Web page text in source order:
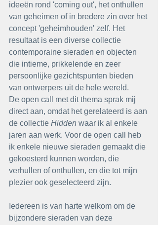
ideeën rond 'coming out', het onthullen
van geheimen of in bredere zin over het
concept 'geheimhouden' zelf. Het
resultaat is een diverse collectie
contemporaine sieraden en objecten
die intieme, prikkelende en zeer
persoonlijke gezichtspunten bieden
van ontwerpers uit de hele wereld.
De open call met dit thema sprak mij
direct aan, omdat het gerelateerd is aan
de collectie Hidden waar ik al enkele
jaren aan werk. Voor de open call heb
ik enkele nieuwe sieraden gemaakt die
gekoesterd kunnen worden, die
verhullen of onthullen, en die tot mijn
plezier ook geselecteerd zijn.
Iedereen is van harte welkom om de
bijzondere sieraden van deze